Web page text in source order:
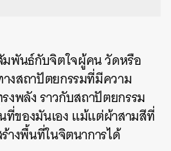
มพันธ์กับจิตใจผู้คน วัดหรือ
งสถาปัตยกรรมที่มีความ
งพลัง ราวกับสถาปัตยกรรม
ของมันเอง แม้แต่ผ้าสามสีที่
างพื้นที่ในจิตนาการได้